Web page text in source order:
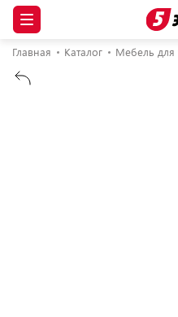
Главная Каталог Мебель для